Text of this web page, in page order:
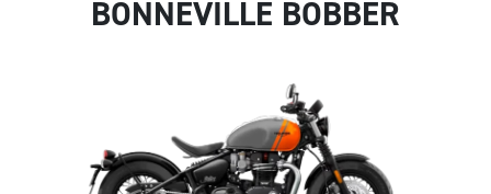
BONNEVILLE BOBBER